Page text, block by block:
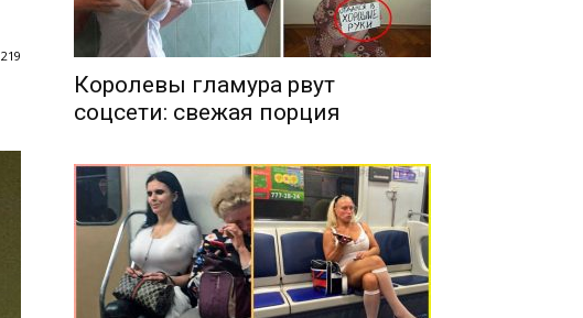
219
Королевы гламура рвут
соцсети: свежая порция